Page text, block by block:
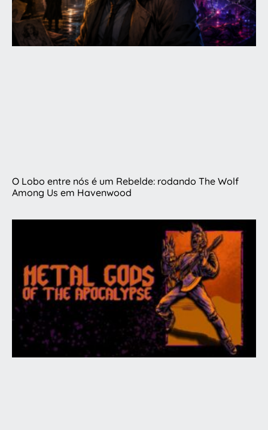
O Lobo entre nós é um Rebelde: rodando The Wolf
Among Us em Havenwood